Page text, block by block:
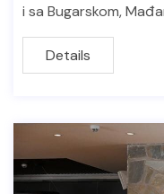
i sa Bugarskom,
Details